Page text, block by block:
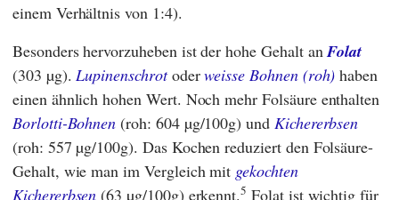
einem Verhältnis von 1:4).
Besonders hervorzuheben ist der hohe Gehalt anFolat
(303 µg).Lupinenschrotoderweisse Bohnen (roh) haben
einen ähnlich hohen Wert. Noch mehr Folsäure enthalten
Borlotti-Bohnen (roh: 604 µg/100g) und Kichererbsen
(roh: 557 µg/100g). Das Kochen reduziert den Folsäure-
Gehalt, wie man im Vergleich mit gekochten
Kichererbsen (63 µg/100g) erkennt.5 Folat ist wichtig für